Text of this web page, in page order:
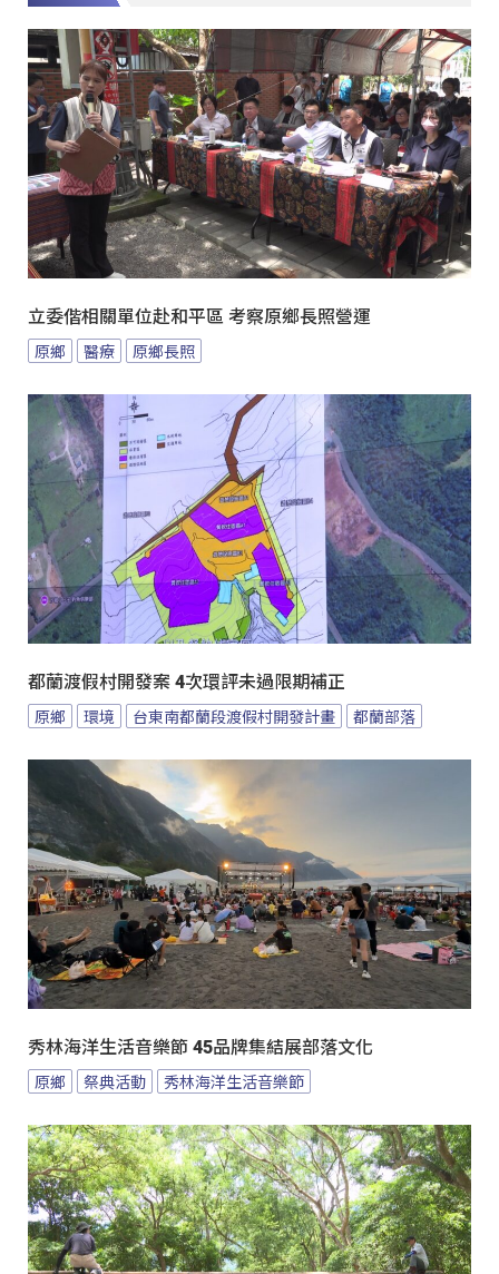
立委偕相關單位赴和平區 考察原鄉長照營運
原鄉 醫療 原鄉長照
都蘭渡假村開發案 4次環評未過限期補正
原鄉 環境 台東南都蘭段渡假村開發計畫 都蘭部落
秀林海洋生活音樂節 45品牌集結展部落文化
原鄉 祭典活動 秀林海洋生活音樂節